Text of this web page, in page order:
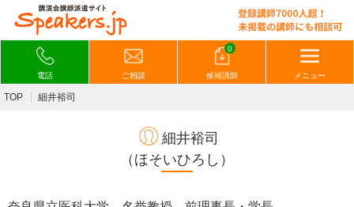
電話 ご相談
0
候補講師 メニュー
TOP 細井裕司
細井裕司
（ほそいひろし）